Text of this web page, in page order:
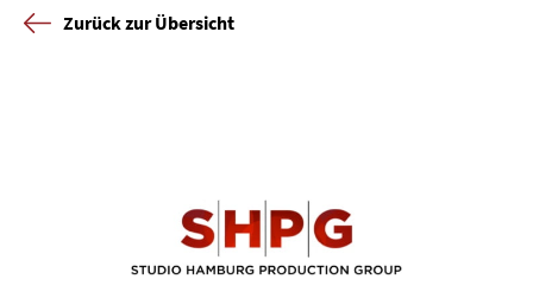
Zurück zur Übersicht